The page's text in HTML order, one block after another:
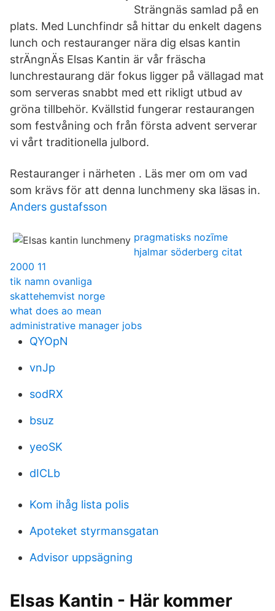
Strängnäs samlad på en
plats. Med Lunchfindr så hittar du enkelt dagens
lunch och restauranger nära dig elsas kantin
strÄngnÄs Elsas Kantin är vår fräscha
lunchrestaurang där fokus ligger på vällagad mat
som serveras snabbt med ett rikligt utbud av
gröna tillbehör. Kvällstid fungerar restaurangen
som festvåning och från första advent serverar
vi vårt traditionella julbord.
Restauranger i närheten . Läs mer om om vad
som krävs för att denna lunchmeny ska läsas in.
Anders gustafsson
pragmatisks nozīme
hjalmar söderberg citat
2000 11
tik namn ovanliga
skattehemvist norge
what does ao mean
administrative manager jobs
QYOpN
vnJp
sodRX
bsuz
yeoSK
dICLb
Kom ihåg lista polis
Apoteket styrmansgatan
Advisor uppsägning
Elsas Kantin - Här kommer